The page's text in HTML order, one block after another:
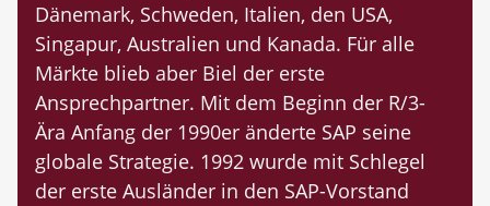
Dänemark, Schweden, Italien, den USA,
Singapur, Australien und Kanada. Für alle
Märkte blieb aber Biel der erste
Ansprechpartner. Mit dem Beginn der R/3-
Ära Anfang der 1990er änderte SAP seine
globale Strategie. 1992 wurde mit Schlegel
der erste Ausländer in den SAP-Vorstand